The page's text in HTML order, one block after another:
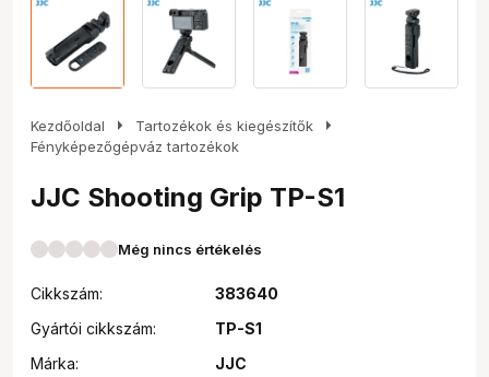
Kezdőoldal arrow_right Tartozékok és kiegészítők arrow_right
Fényképezőgépváz tartozékok
JJC Shooting Grip TP-S1
Még nincs értékelés
Cikkszám:
383640
Gyártói cikkszám:
TP-S1
Márka:
JJC